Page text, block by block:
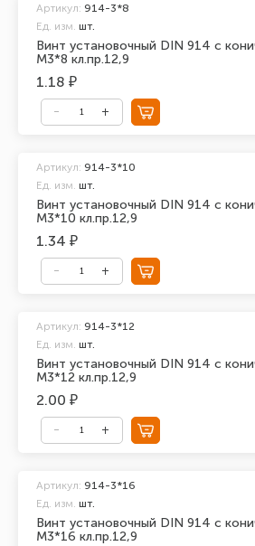
Винт установочный DIN 914 с
М3*8 кл.пр.12,9
Артикул: 914-3*8
Ед. изм. шт.
1.18 ₽
Винт установочный DIN 914 с
М3*10 кл.пр.12,9
Артикул: 914-3*10
Ед. изм. шт.
1.34 ₽
Винт установочный DIN 914 с
М3*12 кл.пр.12,9
Артикул: 914-3*12
Ед. изм. шт.
2.00 ₽
Винт установочный DIN 914 с
М3*16 кл.пр.12,9
Артикул: 914-3*16
Ед. изм. шт.